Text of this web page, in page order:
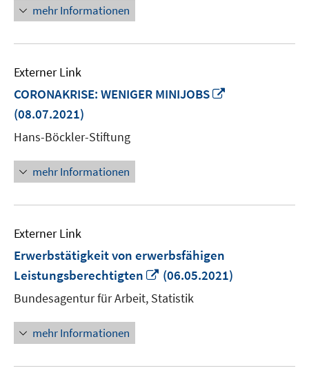
mehr Informationen
Externer Link
CORONAKRISE: WENIGER MINIJOBS
(08.07.2021)
Hans-Böckler-Stiftung
mehr Informationen
Externer Link
Erwerbstätigkeit von erwerbsfähigen
Leistungsberechtigten
In
neuem
Fenster
(06.05.2021)
Bundesagentur für Arbeit, Statistik
mehr Informationen